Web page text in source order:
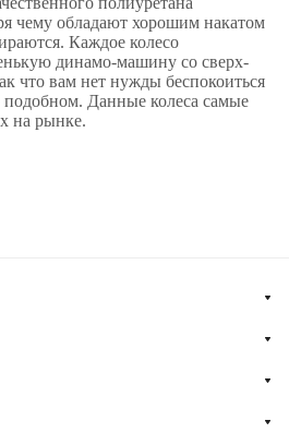
чему обладают хорошим накатом
Каждое колесо
динамо-машину со сверх-
что вам нет нужды беспокоиться
подобном. Данные колеса самые
на рынке.